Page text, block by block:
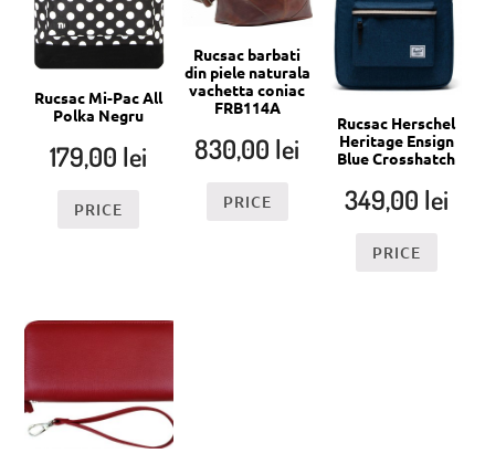
Rucsac Mi-Pac All
Polka Negru
179,00 lei
PRICE
Rucsac barbati
din piele naturala
vachetta coniac
FRB114A
830,00 lei
PRICE
Rucsac Herschel
Heritage Ensign
Blue Crosshatch
349,00 lei
PRICE